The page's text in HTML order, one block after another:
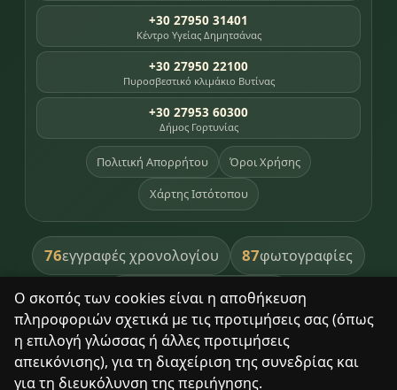
Ο σκοπός των cookies είναι η αποθήκευση
πληροφοριών σχετικά με τις προτιμήσεις σας (όπως
η επιλογή γλώσσας ή άλλες προτιμήσεις
απεικόνισης), για τη διαχείριση της συνεδρίας και
για τη διευκόλυνση της περιήγησης.
+30 27950 31401
Κέντρο Υγείας Δημητσάνας
+30 27950 22100
Πυροσβεστικό κλιμάκιο Βυτίνας
+30 27953 60300
Δήμος Γορτυνίας
Πολιτική Απορρήτου Όροι Χρήσης
Χάρτης Ιστότοπου
76εγγραφές χρονολογίου 87φωτογραφίες
391βιβλία βιβλιοθήκης
8σημεία κληρονομιάς